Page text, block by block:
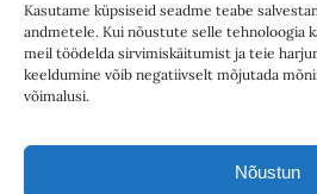
Kasutame küpsiseid seadme teabe
andmetele. Kui nõustute selle tehnoloogia
meil töödelda sirvimiskäitumist ja teie
keeldumine võib negatiivselt mõjutada
võimalusi.
Nõustun
Kultuurileht 1994-1997
Reede 1989-1990
Sirp ja Vasar 1940-1989